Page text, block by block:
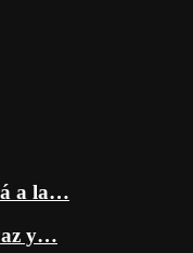
a la…
y…